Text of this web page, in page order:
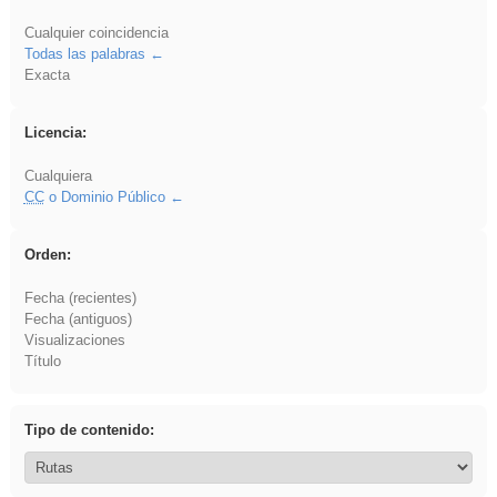
Cualquier coincidencia
Todas las palabras
Exacta
Licencia:
Cualquiera
CCo Dominio Público
Orden:
Fecha (recientes)
Fecha (antiguos)
Visualizaciones
Título
Tipo de contenido: